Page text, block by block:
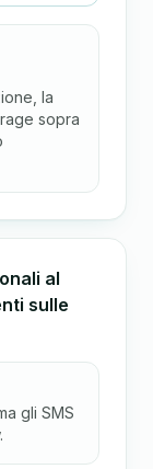
la
sopra
al
sulle
gli SMS